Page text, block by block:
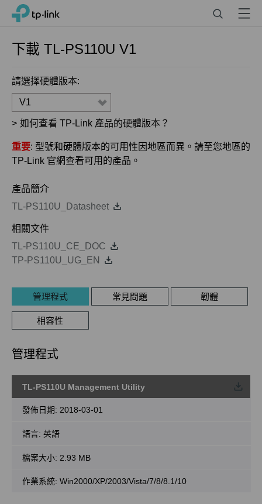
Click
navigation
TP-Link, Reliably Smart Menu
下載 TL-PS110U V1
請選擇硬體版本:
V1
> 如何查看 TP-Link 產品的硬體版本？
重要: 型號和硬體版本的可用性因地區而異。請至您地區的
TP-Link 官網查看可用的產品。
產品簡介
TL-PS110U_Datasheet
相關文件
TL-PS110U_CE_DOC
TP-PS110U_UG_EN
管理程式 常見問題 韌體
相容性
管理程式
TL-PS110U Management Utility
發佈日期: 2018-03-01
語言: 英語
檔案大小: 2.93 MB
作業系統: Win2000/XP/2003/Vista/7/8/8.1/10